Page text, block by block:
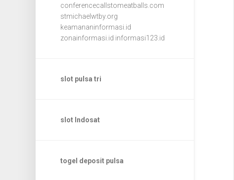
conferencecallstomeatballs.com
stmichaelwtby.org
keamananinformasi.id
zonainformasi.id informasi123.id
slot pulsa tri
slot Indosat
togel deposit pulsa